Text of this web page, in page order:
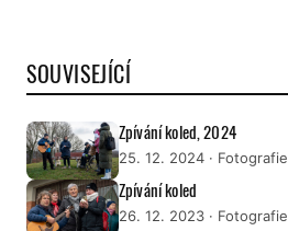
SOUVISEJÍCÍ
Zpívání koled, 2024
25. 12. 2024 · Fotografie
Zpívání koled
26. 12. 2023 · Fotografie